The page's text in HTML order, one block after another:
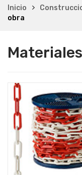
Inicio
obra